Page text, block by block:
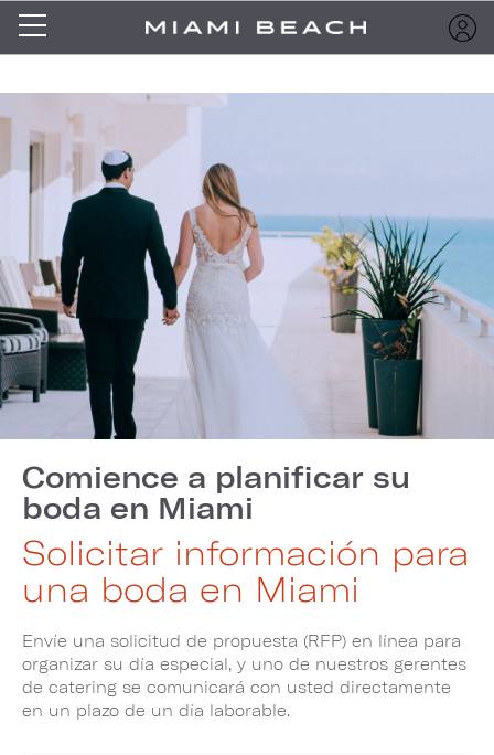
Comience a planificar su
boda en Miami
Solicitar información para
una boda en Miami
Envíe una solicitud de propuesta (RFP) en línea para
organizar su día especial, y uno de nuestros gerentes
de catering se comunicará con usted directamente
en un plazo de un día laborable.